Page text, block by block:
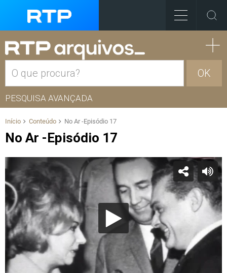
OK
PESQUISA AVANÇADA
Início Conteúdo No Ar -Episódio 17
No Ar -Episódio 17